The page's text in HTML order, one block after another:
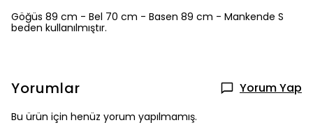
Göğüs 89 cm - Bel 70 cm - Basen 89 cm - Mankende S
beden kullanılmıştır.
Yorumlar Yorum Yap
Bu ürün için henüz yorum yapılmamış.